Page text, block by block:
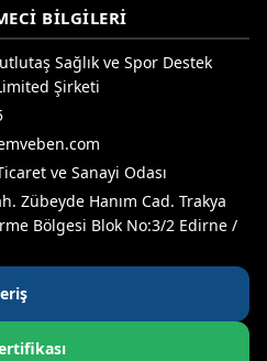
BILGILERI
Sağlık ve Spor Destek
Şirketi
ve Sanayi Odası
Zübeyde Hanım Cad. Trakya
Bölgesi Blok No:3/2 Edirne /